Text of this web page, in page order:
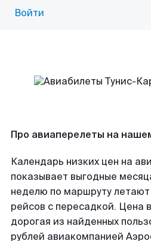
Войти
Про авиаперелеты на
Календарь низких цен на
показывает выгодные
неделю по маршруту летают
рейсов с пересадкой. Цена
дорогая из найденных
рублей авиакомпанией